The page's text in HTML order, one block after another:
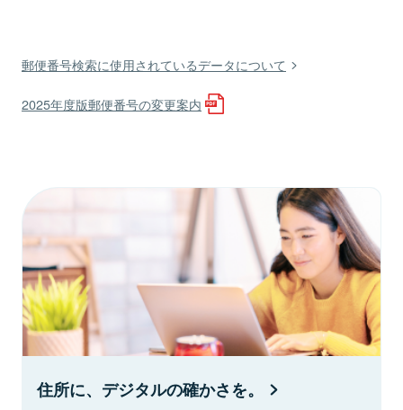
郵便番号検索に使用されているデータについて
2025年度版郵便番号の変更案内
住所に、デジタルの確かさを。